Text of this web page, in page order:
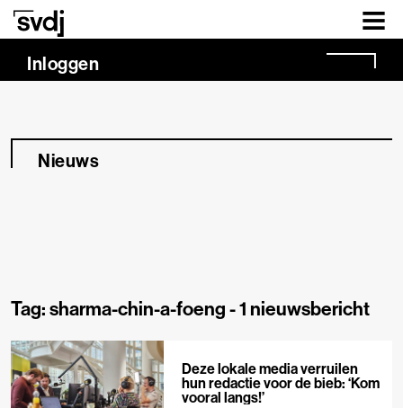
Naar hoofdinhoud
Inloggen
Nieuws
Tag: sharma-chin-a-foeng -1 nieuwsbericht
Deze lokale media verruilen
hun redactie voor de bieb: ‘Kom
vooral langs!’